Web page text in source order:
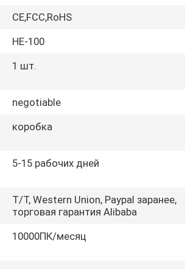
CE,FCC,RoHS
НЕ-100
1 шт.
negotiable
коробка
5-15 рабочих дней
T/T, Western Union, Paypal заранее,
торговая гарантия Alibaba
10000ПК/месяц